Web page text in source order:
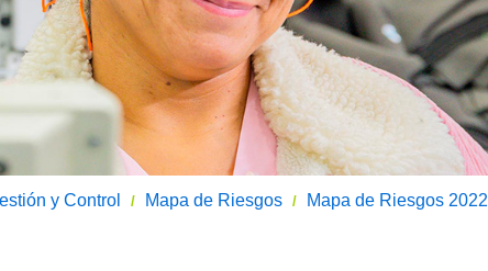
y Control / Mapa de Riesgos / Mapa de Riesgos 2022